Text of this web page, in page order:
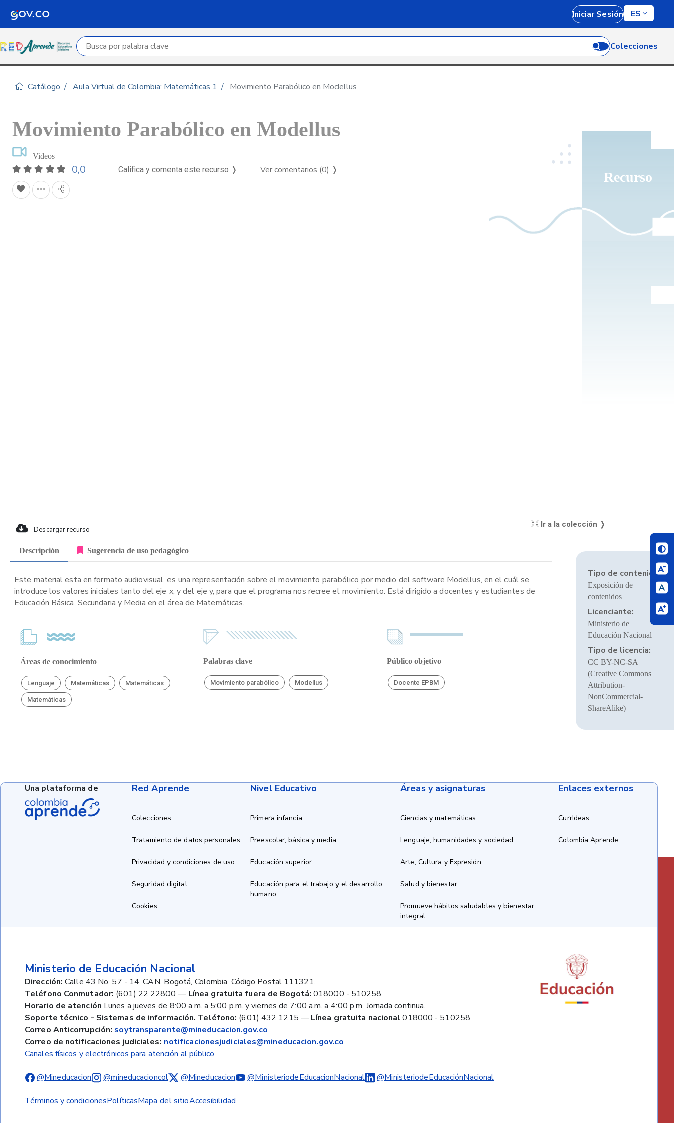
Iniciar Sesión ES
Campo de búsqueda por palabra clave Colecciones
Catálogo Aula Virtual de Colombia: Matemáticas 1 Movimiento Parabólico en Modellus
Recurso
Movimiento Parabólico en Modellus
Videos
0,0 Califica y comenta este recurso ❭ Ver comentarios (0) ❭
Descargar recurso
Ir a la colección ❭
Descripción Sugerencia de uso pedagógico
Este material esta en formato audiovisual, es una representación sobre el movimiento parabólico por medio del software Modellus, en el cuál se
introduce los valores iniciales tanto del eje x, y del eje y, para que el programa nos recree el movimiento. Está dirigido a docentes y estudiantes de
Educación Básica, Secundaria y Media en el área de Matemáticas.
Áreas de conocimiento
Lenguaje Matemáticas Matemáticas
Matemáticas
Palabras clave
Movimiento parabólico Modellus
Público objetivo
Docente EPBM
Tipo de contenido:
Exposición de
contenidos
Licenciante:
Ministerio de
Educación Nacional
Tipo de licencia:
CC BY-NC-SA
(Creative Commons
Attribution-
NonCommercial-
ShareAlike)
Red Aprende
Colecciones
Tratamiento de datos personales
Privacidad y condiciones de uso
Seguridad digital
Cookies
Nivel Educativo
Primera infancia
Preescolar, básica y media
Educación superior
Educación para el trabajo y el desarrollo
humano
Áreas y asignaturas
Ciencias y matemáticas
Lenguaje, humanidades y sociedad
Arte, Cultura y Expresión
Salud y bienestar
Promueve hábitos saludables y bienestar
integral
Enlaces externos
CurrIdeas
Colombia Aprende
Ministerio de Educación Nacional
Dirección: Calle 43 No. 57 - 14. CAN. Bogotá, Colombia. Código Postal 111321.
Teléfono Conmutador: (601) 22 22800 — Línea gratuita fuera de Bogotá: 018000 - 510258
Horario de atención Lunes a jueves de 8:00 a.m. a 5:00 p.m. y viernes de 7:00 a.m. a 4:00 p.m. Jornada continua.
Soporte técnico - Sistemas de información. Teléfono: (601) 432 1215 — Línea gratuita nacional 018000 - 510258
Correo Anticorrupción: soytransparente@mineducacion.gov.co
Correo de notificaciones judiciales: notificacionesjudiciales@mineducacion.gov.co
Canales físicos y electrónicos para atención al público
@Mineducacion @mineducacioncol @Mineducacion @MinisteriodeEducacionNacional @MinisteriodeEducaciónNacional
Términos y condicionesPolíticasMapa del sitioAccesibilidad
Una plataforma de